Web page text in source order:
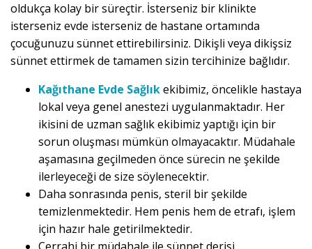
oldukça kolay bir süreçtir. İsterseniz bir klinikte
isterseniz evde isterseniz de hastane ortamında
çocuğunuzu sünnet ettirebilirsiniz. Dikişli veya dikişsiz
sünnet ettirmek de tamamen sizin tercihinize bağlıdır.
Kağıthane Evde Sağlıkekibimiz, öncelikle hastaya
lokal veya genel anestezi uygulanmaktadır. Her
ikisini de uzman sağlık ekibimiz yaptığı için bir
sorun oluşması mümkün olmayacaktır. Müdahale
aşamasına geçilmeden önce sürecin ne şekilde
ilerleyeceği de size söylenecektir.
Daha sonrasında penis, steril bir şekilde
temizlenmektedir. Hem penis hem de etrafı, işlem
için hazır hale getirilmektedir.